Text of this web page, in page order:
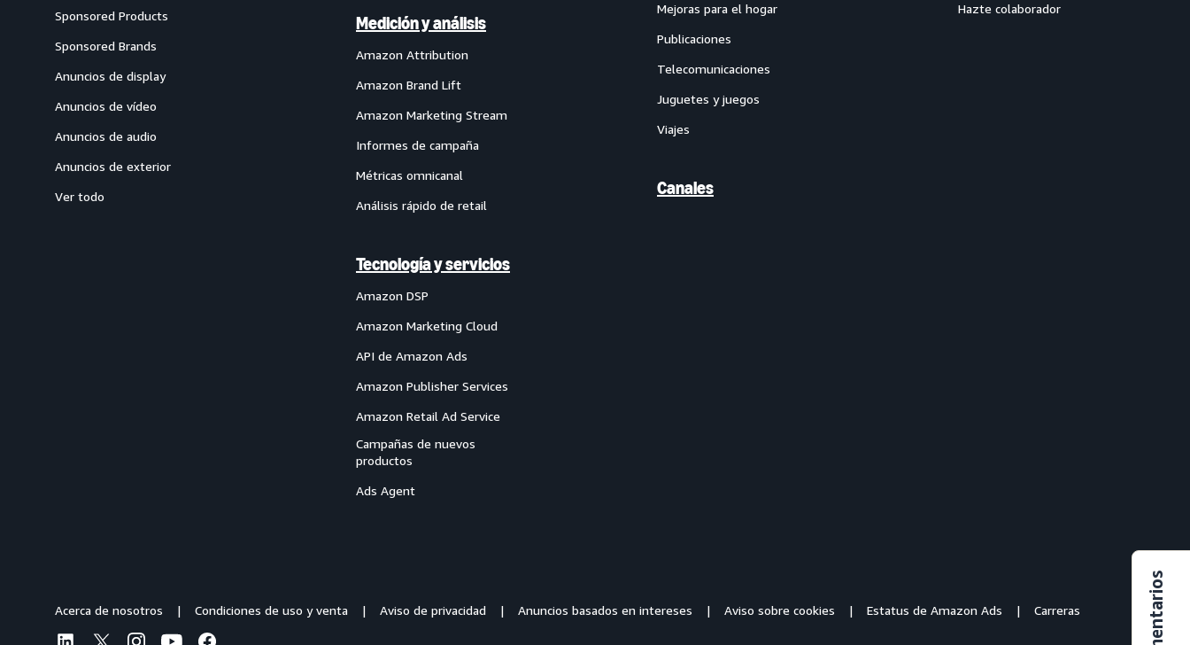
Comentarios
Sponsored Products
Sponsored Brands
Anuncios de display
Anuncios de vídeo
Anuncios de audio
Anuncios de exterior
Ver todo
Medición y análisis
Amazon Attribution
Amazon Brand Lift
Amazon Marketing Stream
Informes de campaña
Métricas omnicanal
Análisis rápido de retail
Tecnología y servicios
Amazon DSP
Amazon Marketing Cloud
API de Amazon Ads
Amazon Publisher Services
Amazon Retail Ad Service
Campañas de nuevos
productos
Ads Agent
Mejoras para el hogar
Publicaciones
Telecomunicaciones
Juguetes y juegos
Viajes
Canales
Hazte colaborador
Acerca de nosotros Condiciones de uso y venta Aviso de privacidad Anuncios basados en intereses Aviso sobre cookies Estatus de Amazon Ads Carreras